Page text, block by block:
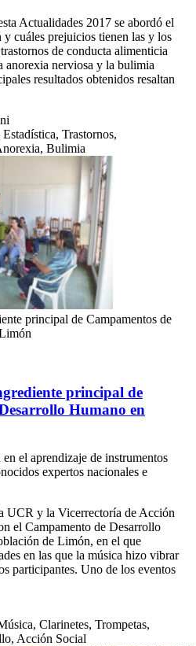
Actualidades 2017 se abordó el
y cuáles prejuicios tienen las y los
de conducta alimenticia
anorexia nerviosa y la bulimia
resultados obtenidos resaltan
Trastornos,
Bulimia
principal de Campamentos de
principal de
Humano en
el aprendizaje de instrumentos
expertos nacionales e
UCR y la Vicerrectoría de Acción
el Campamento de Desarrollo
de Limón, en el que
en las que la música hizo vibrar
participantes. Uno de los eventos
Clarinetes, Trompetas,
Acción Social